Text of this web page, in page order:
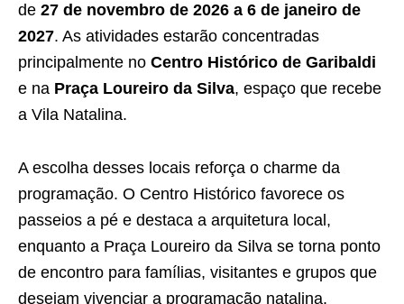
de 27 de novembro de 2026 a 6 de janeiro de
2027. As atividades estarão concentradas
principalmente no Centro Histórico de Garibaldi
e na Praça Loureiro da Silva, espaço que recebe
a Vila Natalina.
A escolha desses locais reforça o charme da
programação. O Centro Histórico favorece os
passeios a pé e destaca a arquitetura local,
enquanto a Praça Loureiro da Silva se torna ponto
de encontro para famílias, visitantes e grupos que
desejam vivenciar a programação natalina.